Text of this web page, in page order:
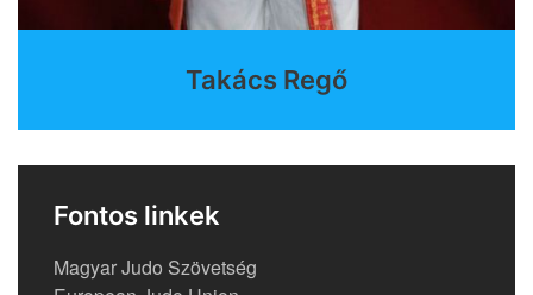
Takács Regő
Fontos linkek
Magyar Judo Szövetség